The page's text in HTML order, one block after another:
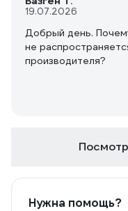
19.07.2026
Добрый день.
не
производителя?
Нужна помощь?